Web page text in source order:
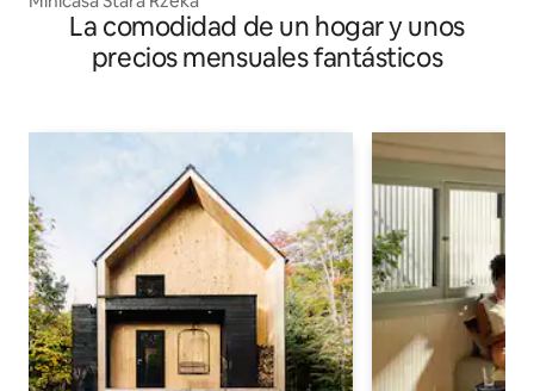
La comodidad de un hogar y unos
precios mensuales fantásticos